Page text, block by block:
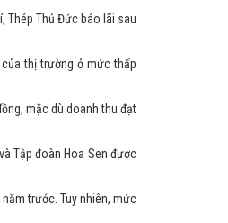
Thép Thủ Đức báo lãi sau
thị trường ở mức thấp
mặc dù doanh thu đạt
Tập đoàn Hoa Sen được
trước. Tuy nhiên, mức